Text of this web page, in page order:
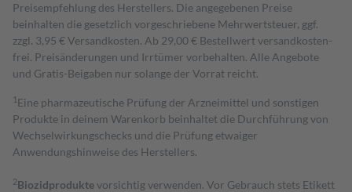
Preisempfehlung des Herstellers. Die angegebenen Preise
beinhalten die gesetzlich vorgeschriebene Mehrwertsteuer, ggf.
zzgl. 3,95 € Versandkosten. Ab 29,00 € Bestell­wert versand­kosten­
frei. Preisänderungen und Irrtümer vorbehalten. Alle Angebote
und Gratis-Beigaben nur solange der Vorrat reicht.
1 Eine pharmazeutische Prüfung der Arzneimittel und sonstigen
Produkte in deinem Warenkorb beinhaltet die Durchführung von
Wechselwirkungschecks und die Prüfung etwaiger
Anwendungshinweise des Herstellers.
2Biozidproduktevorsichtig verwenden. Vor Gebrauch stets Etikett